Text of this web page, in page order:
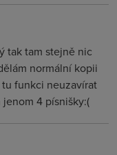
tak tam stejně nic
normální kopii
funkci neuzavírat
4 písnišky:(